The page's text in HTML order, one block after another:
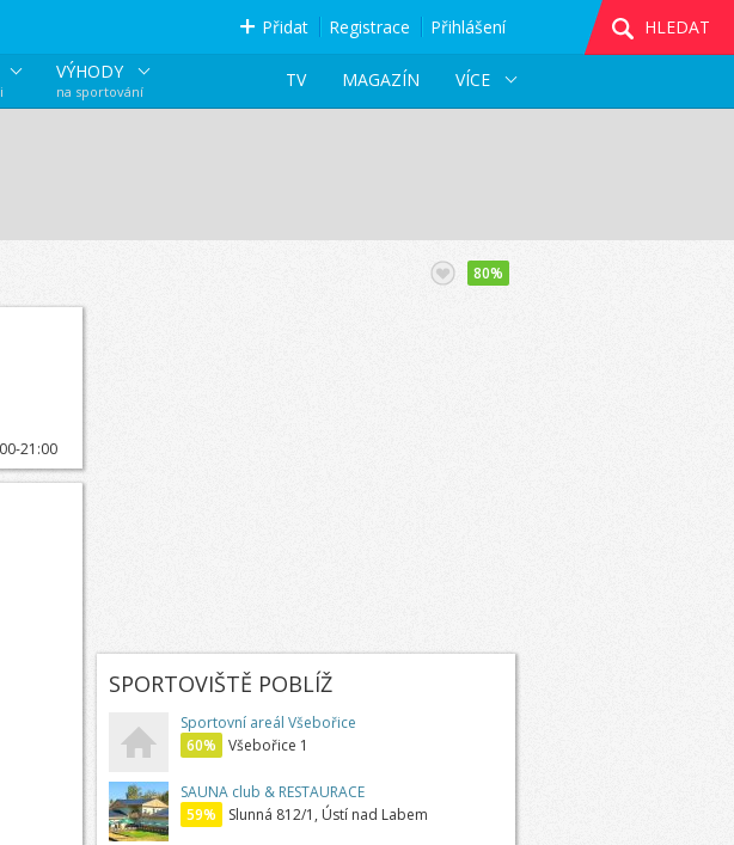
Přidat Registrace Přihlášení
HLEDAT
VÝHODY
na sportování
VÍCE
MAGAZÍN
TV
80%
21:00
SPORTOVIŠTĚ POBLÍŽ
Sportovní areál Všebořice
60%
Všebořice 1
SAUNA club & RESTAURACE
59%
Slunná 812/1, Ústí nad Labem